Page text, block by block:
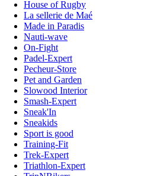
House of Rugby
La sellerie de Maé
Made in Paradis
Nauti-wave
On-Fight
Padel-Expert
Pecheur-Store
Pet and Garden
Slowood Interior
Smash-Expert
Sneak'In
Sneakids
Sport is good
Training-Fit
Trek-Expert
Triathlon-Expert